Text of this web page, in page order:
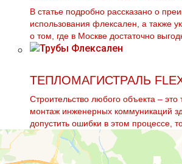
В статье подробно рассказано о
использования флексален, а также
о том, где в Москве достаточно
ТЕПЛОМАГИСТРАЛЬ
Строительство любого объекта – это
монтаж инженерных коммуникаций
допустить ошибки в этом процессе,